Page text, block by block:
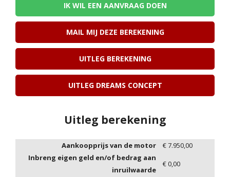
IK WIL EEN AANVRAAG DOEN
MAIL MIJ DEZE BEREKENING
UITLEG BEREKENING
UITLEG DREAMS CONCEPT
Uitleg berekening
Aankoopprijs van de motor €7.950,00
Inbreng eigen geld en/of bedrag aan
inruilwaarde
€0,00